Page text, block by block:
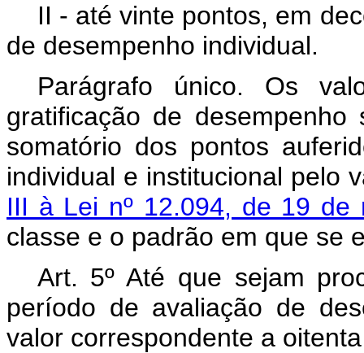
II - até vinte pontos, em
de desempenho individual.
Parágrafo único. Os
gratificação de desempenho
somatório dos pontos
individual e institucional pelo
III à Lei nº 12.094, de 19
classe e o padrão em que se
Art. 5º Até que sejam
período de avaliação de
valor correspondente a